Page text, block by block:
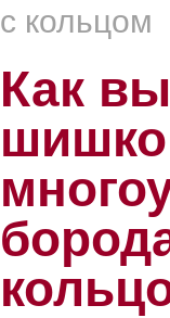
с кольцом
Как